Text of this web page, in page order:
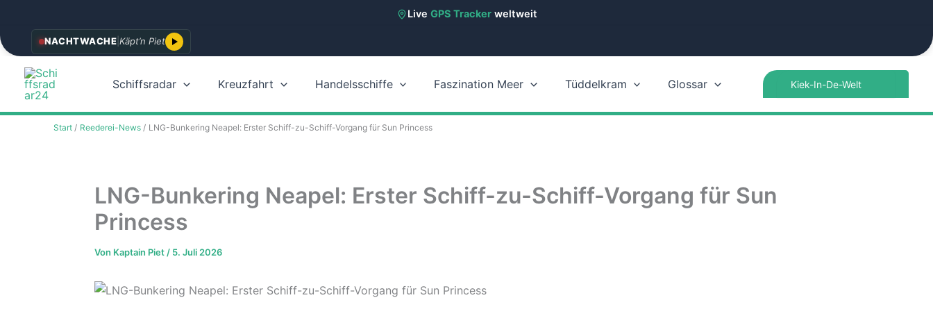
Live GPS Trackerweltweit
Zum
Inhalt
springen
NACHTWACHE Käpt’n Piet
Schiffsradar Kreuzfahrt Handelsschiffe Faszination Meer Tüddelkram Glossar
Start Reederei-News LNG-Bunkering Neapel: Erster Schiff-zu-Schiff-Vorgang für Sun Princess
LNG-Bunkering Neapel: Erster Schiff-zu-Schiff-Vorgang für Sun
Princess
Von Kaptain Piet / 5. Juli 2026